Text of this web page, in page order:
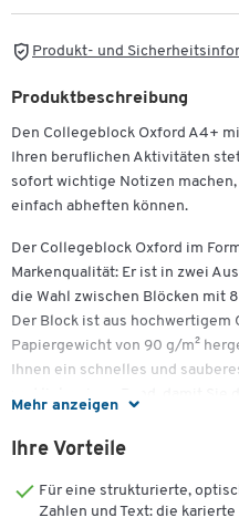
Produkt- und
Mehr anzeigen
Produktbeschreibung
Den Collegeblock Oxford A4+
Ihren beruflichen Aktivitäten
sofort wichtige Notizen
einfach abheften können.
Der Collegeblock Oxford im
Markenqualität: Er ist in zwei
die Wahl zwischen Blöcken mit
Der Block ist aus hochwertigem
Papiergewicht von 90 g/m²
Ihnen ein schnelles und
und links einen Rand, damit Sie
der Seiten, bei Bedarf auch um
aus stabiler Kartonage – sie
Ihre Vorteile
Für eine strukturierte,
Zahlen und Text: die